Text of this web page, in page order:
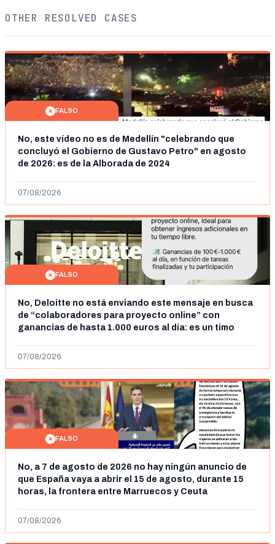
OTHER RESOLVED CASES
FALSO
No, este vídeo no es de Medellín "celebrando que
concluyó el Gobierno de Gustavo Petro" en agosto
de 2026: es de la Alborada de 2024
07/08/2026
FALSO
No, Deloitte no está enviando este mensaje en busca
de “colaboradores para proyecto online” con
ganancias de hasta 1.000 euros al día: es un timo
07/08/2026
FALSO
No, a 7 de agosto de 2026 no hay ningún anuncio de
que España vaya a abrir el 15 de agosto, durante 15
horas, la frontera entre Marruecos y Ceuta
07/08/2026